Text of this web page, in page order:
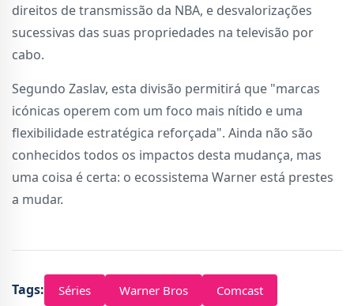
direitos de transmissão da NBA, e desvalorizações
sucessivas das suas propriedades na televisão por
cabo.
Segundo Zaslav, esta divisão permitirá que "marcas
icónicas operem com um foco mais nítido e uma
flexibilidade estratégica reforçada". Ainda não são
conhecidos todos os impactos desta mudança, mas
uma coisa é certa: o ecossistema Warner está prestes
a mudar.
Tags: Séries Warner Bros Comcast